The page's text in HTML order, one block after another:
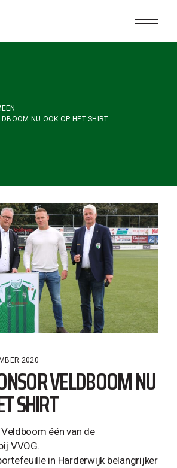
NU OOK OP HET SHIRT
2020
VELDBOOM NU
SHIRT
één van de
VVOG.
in Harderwijk belangrijker